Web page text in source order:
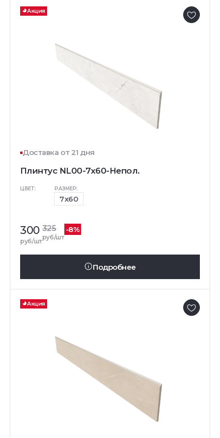
Акция
Доставка от 21 дня
Плинтус NL00-7x60-Непол.
ЦВЕТ: РАЗМЕР:
7x60
300
руб/шт
325
руб/шт
-8%
Подробнее
Акция